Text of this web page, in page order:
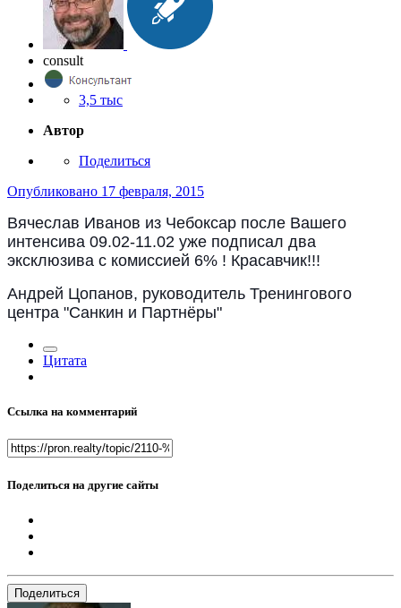
consult
3,5 тыс
Автор
Поделиться
Опубликовано 17 февраля, 2015
Вячеслав Иванов из Чебоксар после Вашего
интенсива 09.02-11.02 уже подписал два
эксклюзива с комиссией 6% ! Красавчик!!!
Андрей Цопанов, руководитель Тренингового
центра "Санкин и Партнёры"
Цитата
Ссылка на комментарий
Поделиться на другие сайты
Поделиться